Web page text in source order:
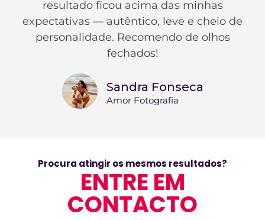
resultado ficou acima das minhas
expectativas — autêntico, leve e cheio de
personalidade. Recomendo de olhos
fechados!
Sandra Fonseca
Amor Fotografia
Procura atingir os mesmos resultados?
ENTRE EM
CONTACTO